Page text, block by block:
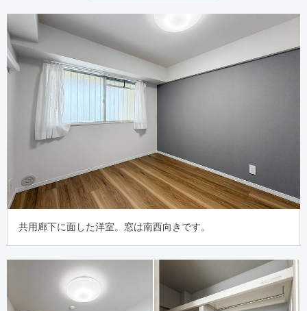
共用廊下に面した洋室。窓は南西向きです。